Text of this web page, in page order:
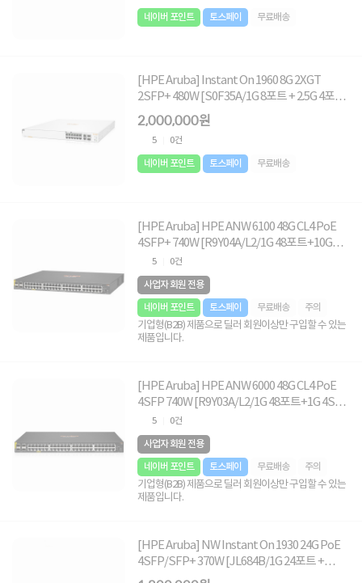
네이버 포인트 토스페이 무료배송
[HPE Aruba] Instant On 1960 8G 2XGT
2SFP+ 480W [S0F35A/1G 8포트 + 2.5G 4포트
10G 2SFP + 10G 2포트 UTP PoE]
2,000,000원
5 0건
네이버 포인트 토스페이 무료배송
[HPE Aruba] HPE ANW 6100 48G CL4 PoE
4SFP+ 740W [R9Y04A/L2/1G 48포트+10G
4SFP PoE]
5 0건
사업자 회원 전용
네이버 포인트
토스페이 무료배송 주의
기업형(B2B) 제품으로 딜러 회원이상만 구입할 수 있는
제품입니다.
[HPE Aruba] HPE ANW 6000 48G CL4 PoE
4SFP 740W [R9Y03A/L2/1G 48포트+1G 4SFP
PoE]
5 0건
사업자 회원 전용
네이버 포인트
토스페이 무료배송 주의
기업형(B2B) 제품으로 딜러 회원이상만 구입할 수 있는
제품입니다.
[HPE Aruba] NW Instant On 1930 24G PoE
4SFP/SFP+ 370W [JL684B/1G 24포트 +
1/10G 4포트 SFP+/POE+]